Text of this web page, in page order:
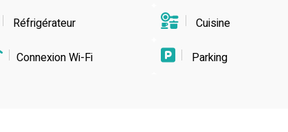
Réfrigérateur Cuisine
Connexion Wi-Fi Parking